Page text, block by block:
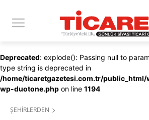
Deprecated: explode(): Passing null to
type string is deprecated in
/home/ticaretgazetesi.com.tr/
wp-duotone.php on line 1194
ŞEHİRLERDEN